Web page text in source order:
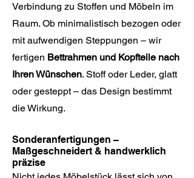
Verbindung zu Stoffen und Möbeln im
Raum. Ob minimalistisch bezogen oder
mit aufwendigen Steppungen – wir
fertigen Bettrahmen und Kopfteile nach
Ihren Wünschen. Stoff oder Leder, glatt
oder gesteppt – das Design bestimmt
die Wirkung.
Sonderanfertigungen –
Maßgeschneidert & handwerklich
präzise